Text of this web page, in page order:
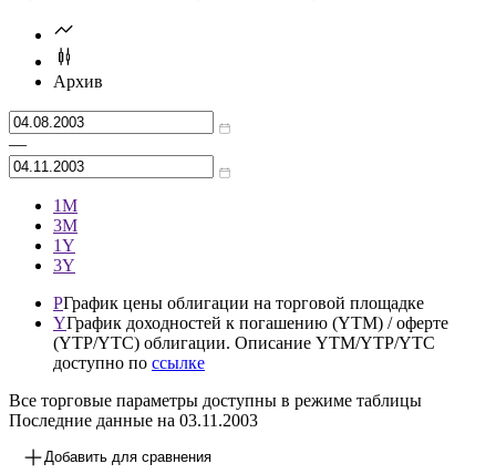
Архив
—
1М
3М
1Y
3Y
PГрафик цены облигации на торговой площадке
YГрафик доходностей к погашению (YTM) / оферте
(YTP/YTC) облигации. Описание YTM/YTP/YTC
доступно по ссылке
Все торговые параметры доступны в режиме таблицы
Последние данные на 03.11.2003
Добавить для сравнения